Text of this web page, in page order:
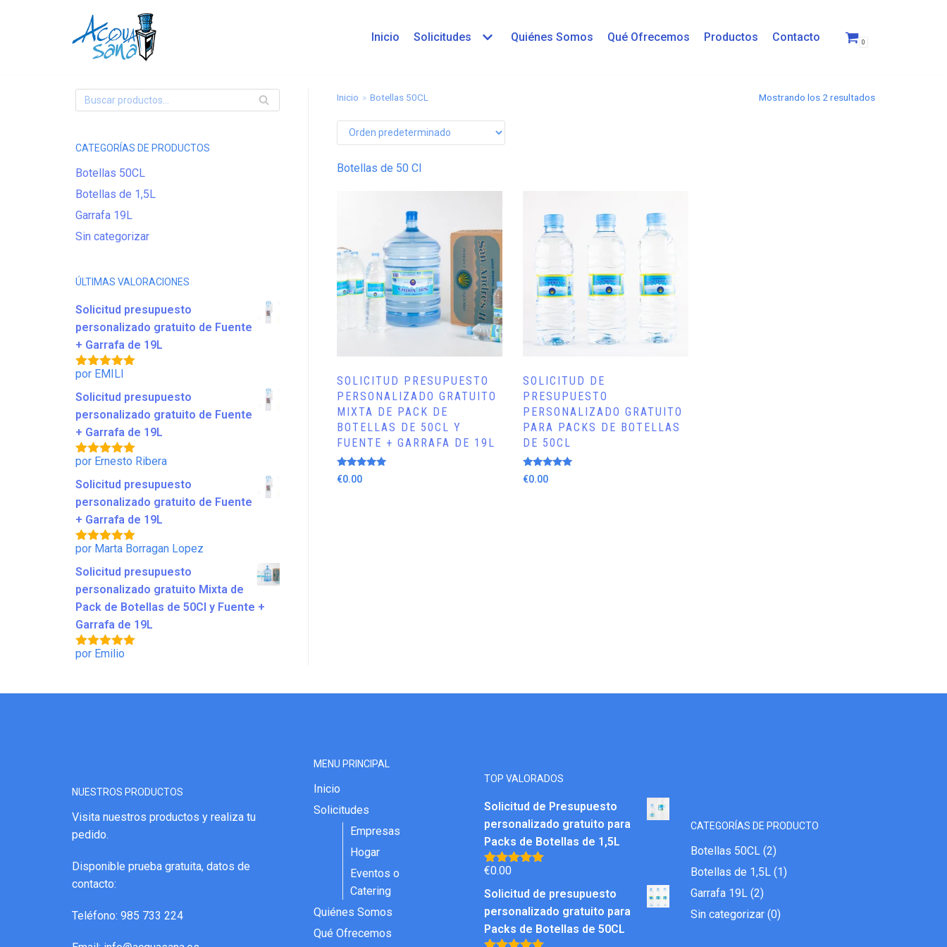
Inicio Solicitudes Quiénes Somos Qué Ofrecemos Productos Contacto 0
CATEGORÍAS DE PRODUCTOS
Botellas 50CL
Botellas de 1,5L
Garrafa 19L
Sin categorizar
ÚLTIMAS VALORACIONES
Solicitud presupuesto
personalizado gratuito de Fuente
+ Garrafa de 19L
Valorado
por EMILI
Solicitud presupuesto
personalizado gratuito de Fuente
+ Garrafa de 19L
Valorado
por Ernesto Ribera
Solicitud presupuesto
personalizado gratuito de Fuente
+ Garrafa de 19L
Valorado
por Marta Borragan Lopez
Solicitud presupuesto
personalizado gratuito Mixta de
Pack de Botellas de 50Cl y Fuente +
Garrafa de 19L
Valorado
por Emilio
Inicio » Botellas 50CL Mostrando los 2 resultados
Botellas de 50 Cl
SOLICITUD PRESUPUESTO
PERSONALIZADO GRATUITO
MIXTA DE PACK DE
BOTELLAS DE 50CL Y
FUENTE + GARRAFA DE 19L
Valorado
con
€0.00
SOLICITUD DE
PRESUPUESTO
PERSONALIZADO GRATUITO
PARA PACKS DE BOTELLAS
DE 50CL
Valorado
con
€0.00
NUESTROS PRODUCTOS
Visita nuestros productos y realiza tu
pedido.
Disponible prueba gratuita, datos de
contacto:
Teléfono: 985 733 224
MENU PRINCIPAL
Inicio
Solicitudes
Empresas
Hogar
Eventos o
Catering
Quiénes Somos
Qué Ofrecemos
TOP VALORADOS
Solicitud de Presupuesto
personalizado gratuito para
Packs de Botellas de 1,5L
Valorado
5
€0.00
Solicitud de presupuesto
personalizado gratuito para
Packs de Botellas de 50CL
CATEGORÍAS DE PRODUCTO
Botellas 50CL (2)
Botellas de 1,5L (1)
Garrafa 19L (2)
Sin categorizar (0)